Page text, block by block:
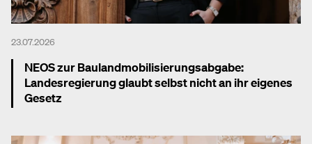
23.07.2026
NEOS zur Baulandmobilisierungsabgabe:
Landesregierung glaubt selbst nicht an ihr eigenes
Gesetz